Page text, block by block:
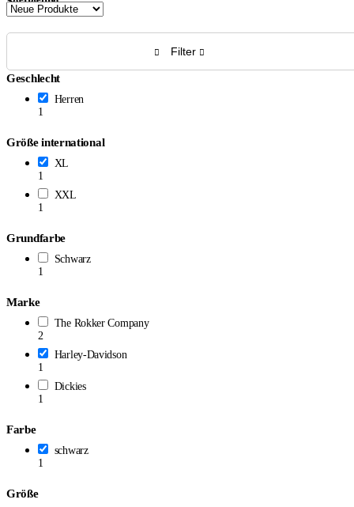
Filter
Geschlecht
Herren
1
Größe international
XL
1
XXL
1
Grundfarbe
Schwarz
1
Marke
The Rokker Company
2
Harley-Davidson
1
Dickies
1
Farbe
schwarz
1
Größe